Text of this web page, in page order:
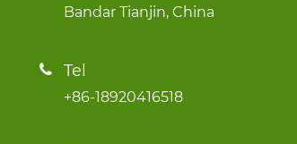
Bandar Tianjin, China
 Tel
+86-18920416518